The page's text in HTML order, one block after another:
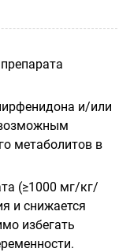
и/или
возможным
метаболитов в
(≥1000 мг/кг/
и снижается
избегать